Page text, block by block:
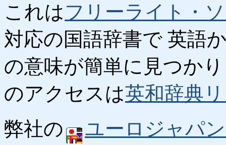
これはフリーライト・
対応の国語辞書で 英語
の意味が簡単に見つか
のアクセスは英和辞典
弊社の
ユーロジャパ